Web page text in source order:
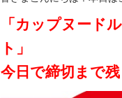
e
o
「カップヌード
ト」
今日で締切まで